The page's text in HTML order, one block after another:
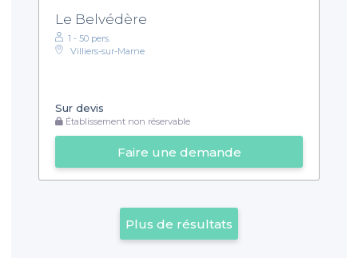
Le Belvédère
1 - 50 pers.
Villiers-sur-Marne
Sur devis
Établissement non réservable
Faire une demande
Plus de résultats